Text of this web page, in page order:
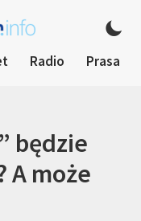
Radio Prasa
będzie
A może